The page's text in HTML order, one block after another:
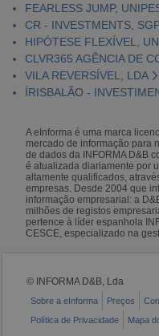
FEARLESS JUMP,
CR - INVESTMENTS,
HIPÓTESE FLEXÍVEL,
CLVR365 AGÊNCIA DE
VILA REVERSÍVEL, LDA
ÍRISBALÃO -
A eInforma é uma marca
mercado de informação para
de dados da INFORMA D&B
é atualizada diariamente por
altamente qualificados,
empresas. Desde 2004 que
informação empresarial: a
milhões de registos
pertence à líder espanhola
CESCE, especializado na
© INFORMA D&B, Lda
Sobre a eInforma Preços
Política de Privacidade
Mapa